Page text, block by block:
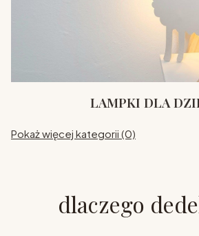
LAMPKI DLA
Pokaż więcej kategorii (0)
dlaczego